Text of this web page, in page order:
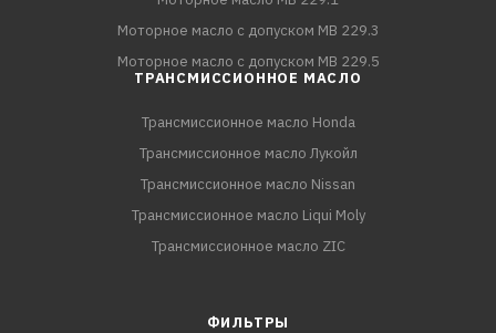
Моторное масло с допуском MB 229.3
Моторное масло с допуском MB 229.5
ТРАНСМИССИОННОЕ МАСЛО
Трансмиссионное масло Honda
Трансмиссионное масло Лукойл
Трансмиссионное масло Nissan
Трансмиссионное масло Liqui Moly
Трансмиссионное масло ZIC
ФИЛЬТРЫ